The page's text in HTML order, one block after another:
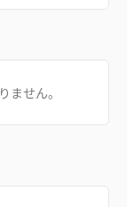
ません。